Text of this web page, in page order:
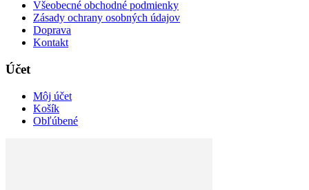
Všeobecné obchodné podmienky
Zásady ochrany osobných údajov
Doprava
Kontakt
Účet
Môj účet
Košík
Obľúbené